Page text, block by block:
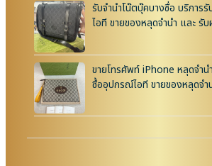
รับจำนำโน๊ตบุ๊คบางซื่อ บริการ
ไอที ขายของหลุดจำนำ และ รั
ขายโทรศัพท์ iPhone หลุดจำน
ซื้ออุปกรณ์ไอที ขายของหลุดจำ